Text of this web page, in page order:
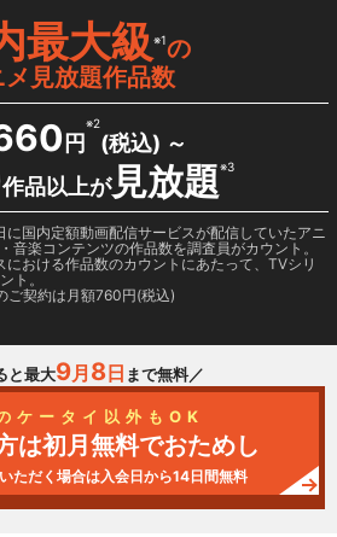
最大級※1の
メ見放題作品数
円
※2
(税込) ～
作品以上が見放題※3
国内定額動画配信サービスが配信していたアニ
音楽コンテンツの作品数を調査員がカウント。
おける作品数のカウントにあたって、TVシリ
ト。
ご契約は月額760円(税込)
と最大9月 8日 まで無料／
ケータイ以外もOK
は初月無料でおためし
ただく場合は入会日から14日間無料